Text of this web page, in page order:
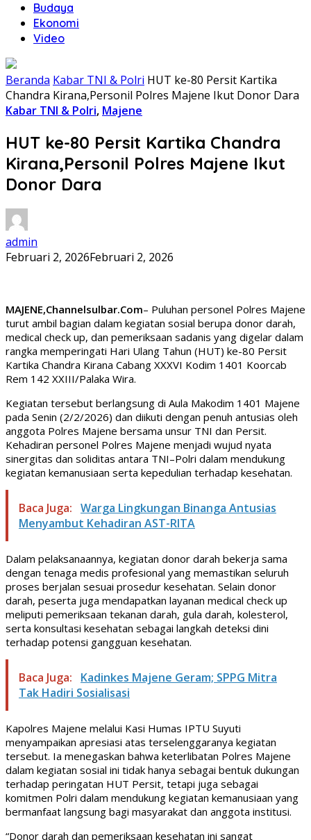
Budaya
Ekonomi
Video
Beranda Kabar TNI & Polri HUT ke-80 Persit Kartika
Chandra Kirana,Personil Polres Majene Ikut Donor Dara
Kabar TNI & Polri, Majene
HUT ke-80 Persit Kartika Chandra
Kirana,Personil Polres Majene Ikut
Donor Dara
admin
Februari 2, 2026Februari 2, 2026
MAJENE,Channelsulbar.Com– Puluhan personel Polres Majene
turut ambil bagian dalam kegiatan sosial berupa donor darah,
medical check up, dan pemeriksaan sadanis yang digelar dalam
rangka memperingati Hari Ulang Tahun (HUT) ke-80 Persit
Kartika Chandra Kirana Cabang XXXVI Kodim 1401 Koorcab
Rem 142 XXIII/Palaka Wira.
Kegiatan tersebut berlangsung di Aula Makodim 1401 Majene
pada Senin (2/2/2026) dan diikuti dengan penuh antusias oleh
anggota Polres Majene bersama unsur TNI dan Persit.
Kehadiran personel Polres Majene menjadi wujud nyata
sinergitas dan soliditas antara TNI–Polri dalam mendukung
kegiatan kemanusiaan serta kepedulian terhadap kesehatan.
Baca Juga: Warga Lingkungan Binanga Antusias
Menyambut Kehadiran AST-RITA
Dalam pelaksanaannya, kegiatan donor darah bekerja sama
dengan tenaga medis profesional yang memastikan seluruh
proses berjalan sesuai prosedur kesehatan. Selain donor
darah, peserta juga mendapatkan layanan medical check up
meliputi pemeriksaan tekanan darah, gula darah, kolesterol,
serta konsultasi kesehatan sebagai langkah deteksi dini
terhadap potensi gangguan kesehatan.
Baca Juga:
Kadinkes Majene Geram; SPPG Mitra
Tak Hadiri Sosialisasi
Kapolres Majene melalui Kasi Humas IPTU Suyuti
menyampaikan apresiasi atas terselenggaranya kegiatan
tersebut. Ia menegaskan bahwa keterlibatan Polres Majene
dalam kegiatan sosial ini tidak hanya sebagai bentuk dukungan
terhadap peringatan HUT Persit, tetapi juga sebagai
komitmen Polri dalam mendukung kegiatan kemanusiaan yang
bermanfaat langsung bagi masyarakat dan anggota institusi.
“Donor darah dan pemeriksaan kesehatan ini sangat